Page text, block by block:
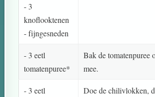
- 3
knoflooktenen
- fijngesneden
- 3 eetl
tomatenpuree*
Bak de tomatenpuree
mee.
- 3 eetl
Doe de chilivlokken,